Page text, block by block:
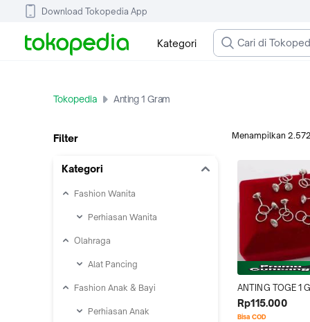
Download Tokopedia App
Kategori
Tokopedia Anting 1 Gram
Filter
Kategori
Fashion Wanita
Perhiasan Wanita
Olahraga
Alat Pancing
Fashion Anak & Bayi
Perhiasan Anak
Menampilkan 2.572
ANTING TOGE 1
PERAK 925 LAPIS
PUTIH/
Rp115.000
Bisa COD